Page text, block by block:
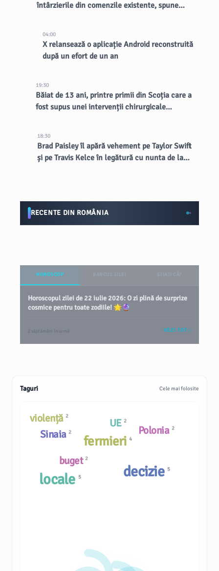
întârzierile din comenzile existente, spune
04:00
X relansează o aplicație Android reconstruită
după un efort de un an
19:30
Băiat de 13 ani, printre primii din Scoția care a
fost supus unei intervenții chirurgicale
18:30
Brad Paisley îl apără vehement pe Taylor Swift
și pe Travis Kelce în legătură cu nunta de la
RECENTE DIN ROMÂNIA
HOROSCOP
Horoscopul zilei de 22 iulie 2026: O zi plină de surprize
cosmice pentru toate zodiile! 🌟🔮
2 săptămâni în urmă VEZI TOT
Taguri Cele mai folosite
fermieri 4
Sinaia 2 Polonia 2
buget 2
locale 5
UE 2
violență 2
decizie 5